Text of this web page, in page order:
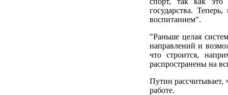
государства.
воспитанием".
"Раньше целая
направлений и
что строится,
распространены на
Путин рассчитывает,
работе.